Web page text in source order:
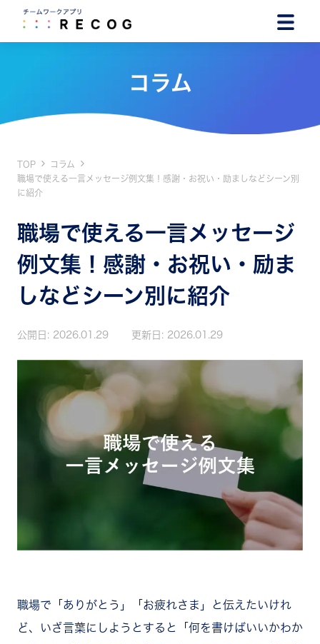
コラム
TOP
コラム
職場で使える一言メッセージ例文集！感謝・お祝い・励ましなどシーン別
に紹介
職場で使える一言メッセージ
例文集！感謝・お祝い・励ま
しなどシーン別に紹介
公開日: 2026.01.29 更新日: 2026.01.29
職場で「ありがとう」「お疲れさま」と伝えたいけれ
ど、いざ言葉にしようとすると「何を書けばいいかわか